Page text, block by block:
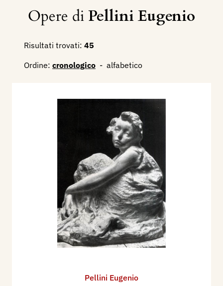
Opere diPellini Eugenio
Risultati trovati: 45
Ordine: cronologico - alfabetico
Pellini Eugenio